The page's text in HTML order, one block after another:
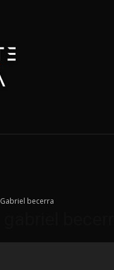
Gabriel becerra